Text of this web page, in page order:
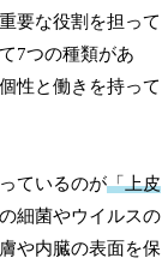
要な役割を担って
7つの種類があ
性と働きを持って
ているのが「上皮
細菌やウイルスの
や内臓の表面を保